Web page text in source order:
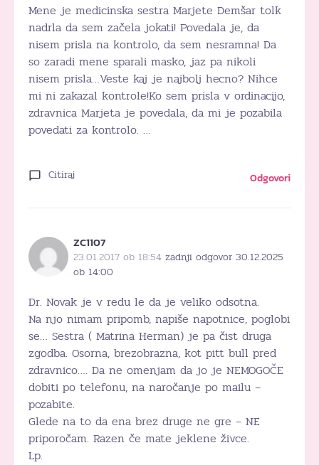
Mene je medicinska sestra Marjete Demšar tolk
nadrla da sem začela jokati! Povedala je, da
nisem prisla na kontrolo, da sem nesramna! Da
so zaradi mene sparali masko, jaz pa nikoli
nisem prisla…Veste kaj je najbolj hecno? Nihce
mi ni zakazal kontrole!Ko sem prisla v ordinacijo,
zdravnica Marjeta je povedala, da mi je pozabila
povedati za kontrolo. …
Citiraj Odgovori
ZC1107
23.01.2017 ob 18:54 zadnji odgovor 30.12.2025
ob 14:00
Dr. Novak je v redu le da je veliko odsotna.
Na njo nimam pripomb, napiše napotnice, poglobi
se… Sestra ( Matrina Herman) je pa čist druga
zgodba. Osorna, brezobrazna, kot pitt bull pred
zdravnico…. Da ne omenjam da jo je NEMOGOČE
dobiti po telefonu, na naročanje po mailu –
pozabite.
Glede na to da ena brez druge ne gre – NE
priporočam. Razen če mate jeklene živce.
Lp.